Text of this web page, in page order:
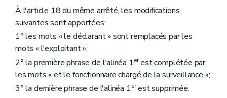
À l'article 18 du même arrêté, les modifications
suivantes sont apportées:
1° les mots « le déclarant » sont remplacés par les
mots « l'exploitant »;
2° la première phrase de l'alinéa 1erest complétée par
les mots « et le fonctionnaire chargé de la surveillance »;
3° la dernière phrase de l'alinéa 1erest supprimée.